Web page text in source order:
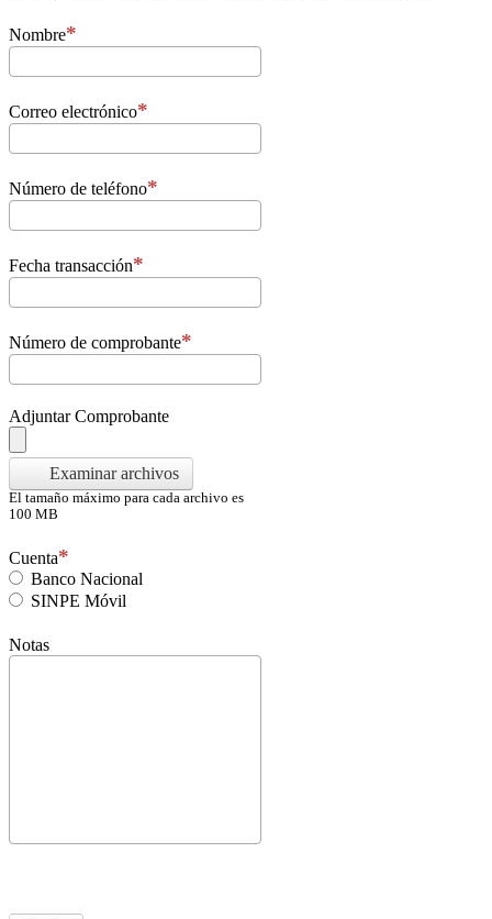
Nombre
Correo electrónico
Número de teléfono
Fecha transacción
Número de comprobante
Adjuntar Comprobante
Examinar archivos
El tamaño máximo para cada archivo es
100 MB
Cuenta
Banco Nacional
SINPE Móvil
Notas